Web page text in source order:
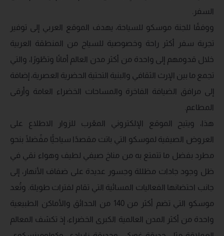
السفر.
ووفقًا للجنة موسكو للسياحة، يهدف الموقع العربي إلى توفير
تجربة سفر أكثر راحة وخصوصية للسياح من المنطقة العربية
خلال قدومهم إلى واحدة من أكثر مدن العالم أمانًا وتطّورًا، والتي
تجمع ما بين الإرث الثقافي والبنية التحتية الحضرية العصرية، إضافة
إلى مرافق الضيافة الفاخرة والمساحات الخضراء العامة وأرقى
المطاعم.
هذا، ويتيح الموقع الإلكتروني المعّرب للزوار الاطلاع على
العروض الصيفية لموسكو التي باتت مقصدًا سياحيًّا مفّضلًا بنحو
مطرد بفضل ما تتمتع به من مناخ صيفي لطيف وهواء نقي في
ظل وجود جادات مظللة وجسور عديدة على ضفاف الأنهار، إلى
جانب احتضانها الفعاليات المسائية التي تقام لفترات طويلة. وتُعد
موسكو التي تضم أكثر من 140 من الحدائق والأماكن الطبيعية
واحدة من أكثر المدن العالمية الكبرى الخضراء، إذ تكشف المعالم